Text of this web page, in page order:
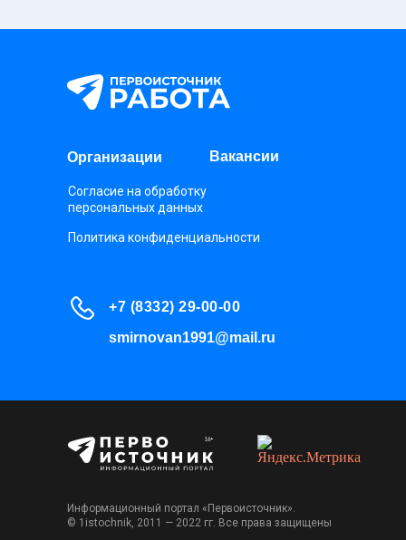
Согласие на обработку
персональных данных
Политика конфиденциальности
+7 (8332) 29-00-00
Организации Вакансии
smirnovan1991@mail.ru
Информационный портал «Первоисточник».
© 1istochnik, 2011 — 2022 гг. Все права защищены